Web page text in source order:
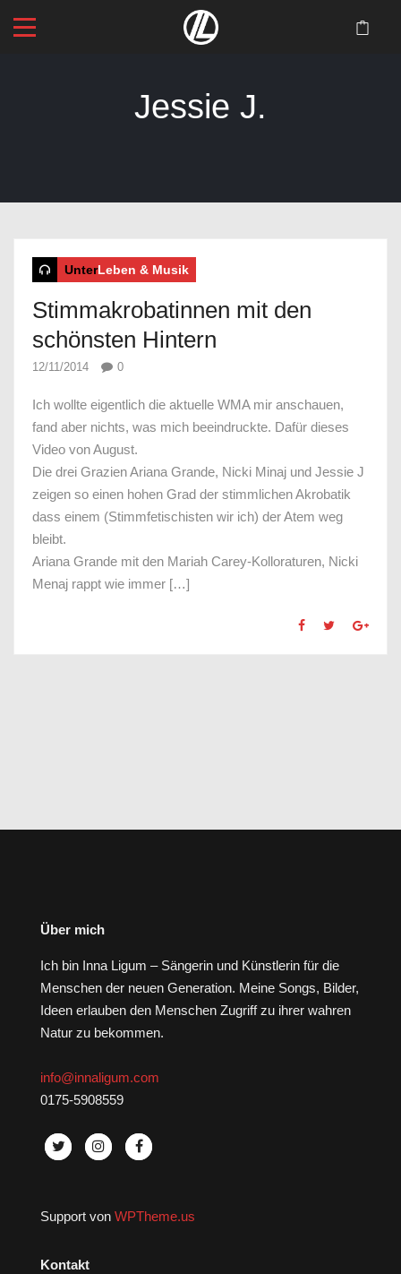
Jessie J.
UnterLeben & Musik
Stimmakrobatinnen mit den
schönsten Hintern
12/11/2014 0
Ich wollte eigentlich die aktuelle WMA mir anschauen,
fand aber nichts, was mich beeindruckte. Dafür dieses
Video von August.
Die drei Grazien Ariana Grande, Nicki Minaj und Jessie J
zeigen so einen hohen Grad der stimmlichen Akrobatik
dass einem (Stimmfetischisten wir ich) der Atem weg
bleibt.
Ariana Grande mit den Mariah Carey-Kolloraturen, Nicki
Menaj rappt wie immer […]
Über mich
Ich bin Inna Ligum – Sängerin und Künstlerin für die
Menschen der neuen Generation. Meine Songs, Bilder,
Ideen erlauben den Menschen Zugriff zu ihrer wahren
Natur zu bekommen.
info@innaligum.com
0175-5908559
Support von WPTheme.us
Kontakt